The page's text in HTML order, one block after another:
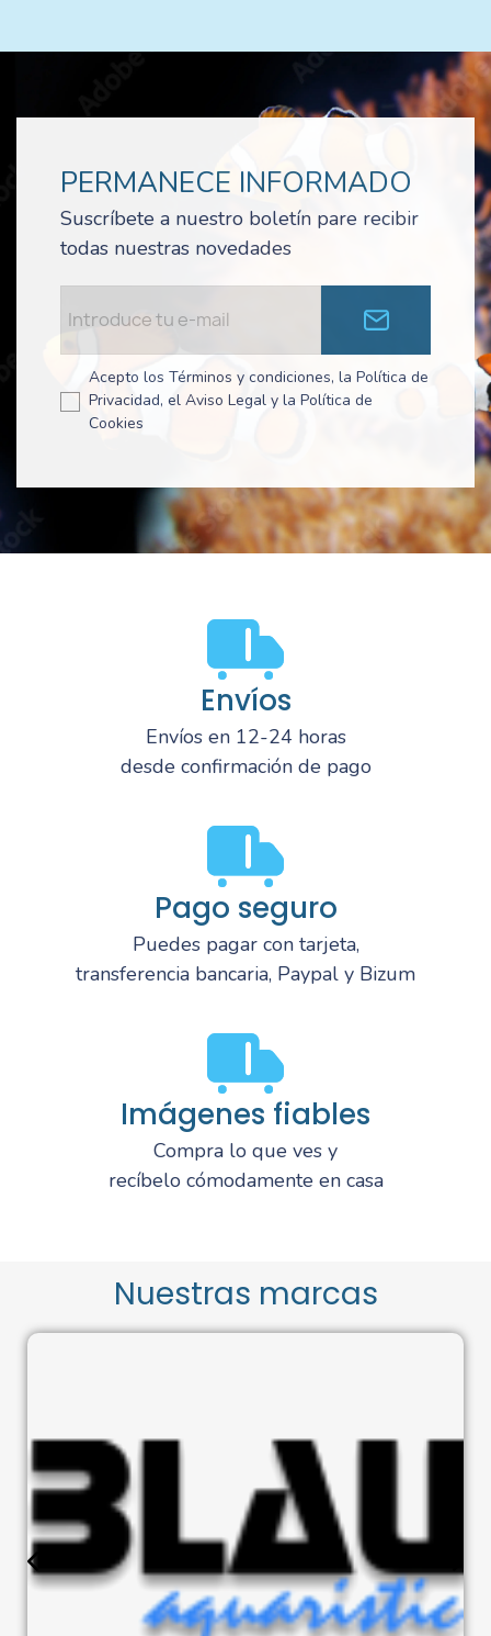
PERMANECE INFORMADO
Suscríbete a nuestro boletín pare recibir
todas nuestras novedades
Acepto los Términos y condiciones, la Política de
Privacidad, el Aviso Legal y la Política de
Cookies
Envíos
Envíos en 12-24 horas
desde confirmación de pago
Pago seguro
Puedes pagar con tarjeta,
transferencia bancaria, Paypal y Bizum
Imágenes fiables
Compra lo que ves y
recíbelo cómodamente en casa
Nuestras marcas